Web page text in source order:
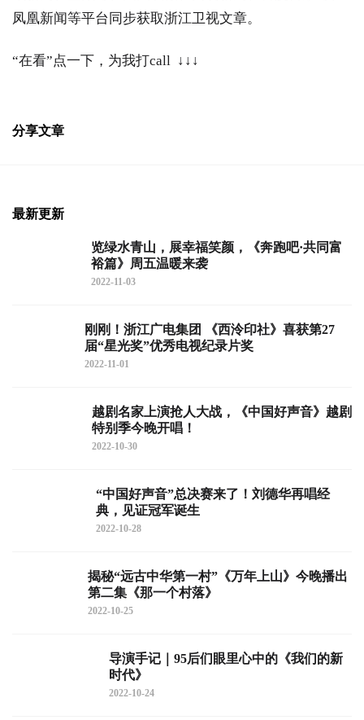
凤凰新闻等平台同步获取浙江卫视文章。
“在看”点一下，为我打call ↓↓↓
分享文章
最新更新
览绿水青山，展幸福笑颜，《奔跑吧·共同富
裕篇》周五温暖来袭
2022-11-03
刚刚！浙江广电集团 《西泠印社》喜获第27
届“星光奖”优秀电视纪录片奖
2022-11-01
越剧名家上演抢人大战，《中国好声音》越剧
特别季今晚开唱！
2022-10-30
“中国好声音”总决赛来了！刘德华再唱经
典，见证冠军诞生
2022-10-28
揭秘“远古中华第一村”《万年上山》今晚播出
第二集《那一个村落》
2022-10-25
导演手记｜95后们眼里心中的《我们的新
时代》
2022-10-24